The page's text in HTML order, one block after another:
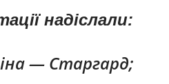
надіслали:
— Старгард;